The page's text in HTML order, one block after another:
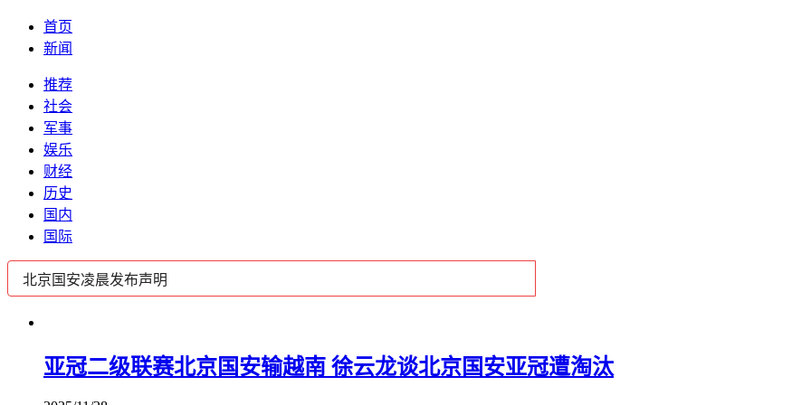
首页
新闻
推荐
社会
军事
娱乐
财经
历史
国内
国际
亚冠二级联赛北京国安输越南 徐云龙谈北京国安亚冠遭淘汰